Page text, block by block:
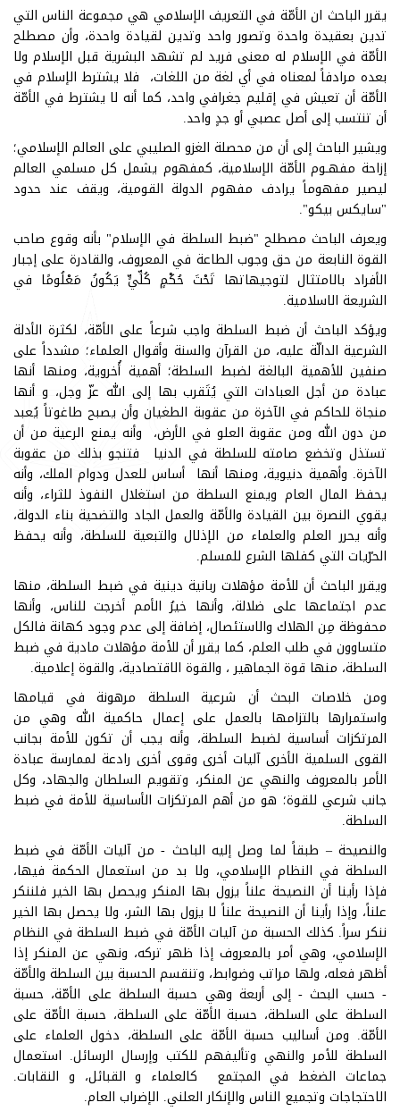
يقرر الباحث ان الأمّة في التعريف الإسلامي هي مجموعة الناس التي
تدين بعقيدة واحدة وتصور واحد وتدين لقيادة واحدة، وأن مصطلح
الأمّة في الإسلام له معنى فريد لم تشهد البشرية قبل الإسلام ولا
بعده مرادفاً لمعناه في أي لغة من اللغات، فلا يشترط الإسلام في
الأمّة أن تعيش في إقليم جغرافي واحد، كما أنه لا يشترط في الأمّة
أن تنتسب إلى أصل عصبي أو جدٍ واحد.
ويشير الباحث إلى أن من محصلة الغزو الصليبي على العالم الإسلامي؛
إزاحة مفهـوم الأمّة الإسلامية، كمفهوم يشمل كل مسلمي العالم
ليصير مفهوماً يرادف مفهوم الدولة القومية، ويقف عند حدود
"سايكس بيكو".
ويعرف الباحث مصطلح "ضبط السلطة في الإسلام" بأنه وقوع صاحب
القوة النابعة من حق وجوب الطاعة في المعروف، والقادرة على إجبار
الأفراد بالامتثال لتوجيهاتها تَحْتَ حُكْمٍ كُلِّيٍّ يَكُونُ مَعْلُومًا في
الشريعة الاسلامية.
ويؤكد الباحث أن ضبط السلطة واجب شرعاً على الأمّة، لكثرة الأدلة
الشرعية الدالّة عليه، من القرآن والسنة وأقوال العلماء؛ مشدداً على
صنفين للأهمية البالغة لضبط السلطة؛ أهمية أُخروية، ومنها أنها
عبادة من أجل العبادات التي يُتَقرب بها إلى الله عزّ وجل، و أنها
منجاة للحاكم في الآخرة من عقوبة الطغيان وأن يصبح طاغوتاً يُعبد
من دون الله ومن عقوبة العلو في الأرض، وأنه يمنع الرعية من أن
تستذل وتخضع صامته للسلطة في الدنيا فتنجو بذلك من عقوبة
الآخرة. وأهمية دنيوية، ومنها أنها أساس للعدل ودوام الملك، وأنه
يحفظ المال العام ويمنع السلطة من استغلال النفوذ للثراء، وأنه
يقوي النصرة بين القيادة والأمّة والعمل الجاد والتضحية بناء الدولة،
وأنه يحرر العلم والعلماء من الإذلال والتبعية للسلطة، وأنه يحفظ
الحرّيات التي كفلها الشرع للمسلم.
ويقرر الباحث أن للأمة مؤهلات ربانية دينية في ضبط السلطة، منها
عدم اجتماعها على ضلالة، وأنها خيرُ الأمم أخرجت للناس، وأنها
محفوظة مِن الهلاك والاستئصال، إضافة إلى عدم وجود كهانة فالكل
متساوون في طلب العلم، كما يقرر أن للأمة مؤهلات مادية في ضبط
السلطة، منها قوة الجماهير ، والقوة الاقتصادية، والقوة إعلامية.
ومن خلاصات البحث أن شرعية السلطة مرهونة في قيامها
واستمرارها بالتزامها بالعمل على إعمال حاكمية الله وهي من
المرتكزات أساسية لضبط السلطة، وأنه يجب أن تكون للأمة بجانب
القوى السلمية الأخرى آليات أخرى وقوى أخرى رادعة لممارسة عبادة
الأمر بالمعروف والنهي عن المنكر، وتقويم السلطان والجهاد، وكل
جانب شرعي للقوة؛ هو من أهم المرتكزات الأساسية للأمة في ضبط
السلطة.
والنصيحة – طبقاً لما وصل إليه الباحث - من آليات الأمّة في ضبط
السلطة في النظام الإسلامي، ولا بد من استعمال الحكمة فيها،
فإذا رأينا أن النصيحة علناً يزول بها المنكر ويحصل بها الخير فلننكر
علناً، وإذا رأينا أن النصيحة علناً لا يزول بها الشر، ولا يحصل بها الخير
ننكر سراً. كذلك الحسبة من آليات الأمّة في ضبط السلطة في النظام
الإسلامي، وهي أمر بالمعروف إذا ظهر تركه، ونهي عن المنكر إذا
أظهر فعله، ولها مراتب وضوابط، وتنقسم الحسبة بين السلطة والأمّة
- حسب البحث - إلى أربعة وهي حسبة السلطة على الأمّة، حسبة
السلطة على السلطة، حسبة الأمّة على السلطة، حسبة الأمّة على
الأمّة. ومن أساليب حسبة الأمّة على السلطة، دخول العلماء على
السلطة للأمر والنهي وتأليفهم للكتب وإرسال الرسائل. استعمال
جماعات الضغط في المجتمع كالعلماء و القبائل، و النقابات.
الاحتجاجات وتجميع الناس والإنكار العلني. الإضراب العام.